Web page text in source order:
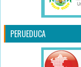
PERUEDUCA